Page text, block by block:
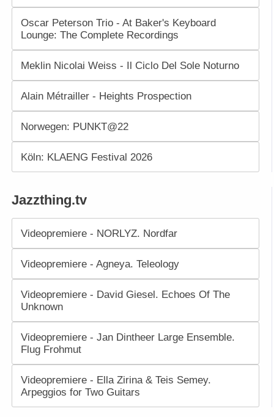
Oscar Peterson Trio - At Baker's Keyboard
Lounge: The Complete Recordings
Meklin Nicolai Weiss - Il Ciclo Del Sole Noturno
Alain Métrailler - Heights Prospection
Norwegen: PUNKT@22
Köln: KLAENG Festival 2026
Jazzthing.tv
Videopremiere - NORLYZ. Nordfar
Videopremiere - Agneya. Teleology
Videopremiere - David Giesel. Echoes Of The
Unknown
Videopremiere - Jan Dintheer Large Ensemble.
Flug Frohmut
Videopremiere - Ella Zirina & Teis Semey.
Arpeggios for Two Guitars